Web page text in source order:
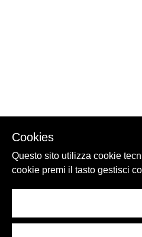
Cookies
Questo sito utilizza cookie
cookie premi il tasto gestisci